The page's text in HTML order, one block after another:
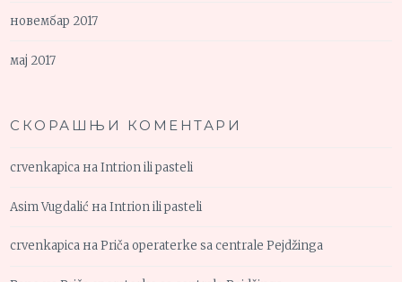
новембар 2017
мај 2017
СКОРАШЊИ КОМЕНТАРИ
crvenkapica наIntrion ili pasteli
Asim Vugdalić наIntrion ili pasteli
crvenkapica наPriča operaterke sa centrale Pejdžinga